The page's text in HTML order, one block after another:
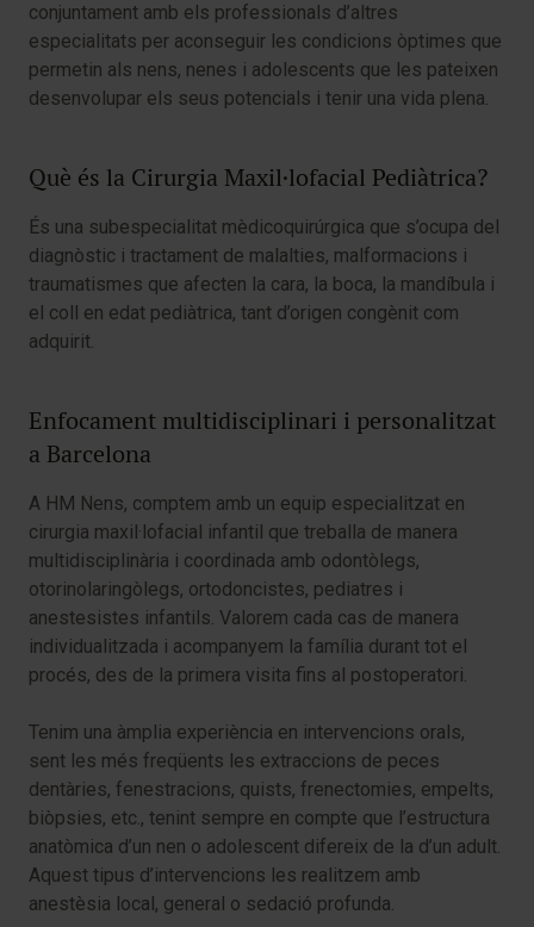
conjuntament amb els professionals d’altres
especialitats per aconseguir les condicions òptimes que
permetin als nens, nenes i adolescents que les pateixen
desenvolupar els seus potencials i tenir una vida plena.
Què és la Cirurgia Maxil·lofacial Pediàtrica?
És una subespecialitat mèdicoquirúrgica que s’ocupa del
diagnòstic i tractament de malalties, malformacions i
traumatismes que afecten la cara, la boca, la mandíbula i
el coll en edat pediàtrica, tant d’origen congènit com
adquirit.
Enfocament multidisciplinari i personalitzat
a Barcelona
A HM Nens, comptem amb un equip especialitzat en
cirurgia maxil·lofacial infantil que treballa de manera
multidisciplinària i coordinada amb odontòlegs,
otorinolaringòlegs, ortodoncistes, pediatres i
anestesistes infantils. Valorem cada cas de manera
individualitzada i acompanyem la família durant tot el
procés, des de la primera visita fins al postoperatori.
Tenim una àmplia experiència en intervencions orals,
sent les més freqüents les extraccions de peces
dentàries, fenestracions, quists, frenectomies, empelts,
biòpsies, etc., tenint sempre en compte que l’estructura
anatòmica d’un nen o adolescent difereix de la d’un adult.
Aquest tipus d’intervencions les realitzem amb
anestèsia local, general o sedació profunda.